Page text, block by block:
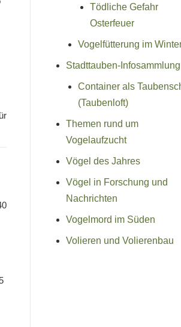
Tödliche Gefahr
Osterfeuer
Vogelfütterung im
Stadttauben-Infosammlung
Container als
(Taubenloft)
Themen rund um
Vogelaufzucht
Vögel des Jahres
Vögel in Forschung und
Nachrichten
Vogelmord im Süden
Volieren und Volierenbau